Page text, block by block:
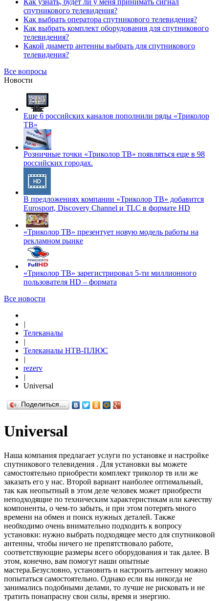
Как узнать, будет ли у меня принимать сигнал
спутникового телевидения?
Как выбрать оператора спутникового телевидения?
Как выбрать комплект оборудования для спутникового
телевидения?
Какой диаметр антенны выбрать для спутникового
телевидения?
Все вопросы
Новости
Еще 6 российских каналов пополнили ряды «Триколор
ТВ»
Розничные точки «Триколор ТВ» появляться еще в 98
российских городах.
В предложениях компании «Триколор ТВ» добавится
Eurosport, Discovery Channel и TLC в формате HD
«Триколор ТВ» презентует новую модель работы на
рекламном рынке
«Триколор ТВ» зарегистрировал 5-ти миллионного
пользователя HD – формата
Все новости
|
Телеканалы
|
Телеканалы НТВ-ПЛЮС
|
rezerv
|
Universal
Поделиться…
Universal
Наша компания предлагает услуги по установке и настройке
спутникового телевидения . Для установки вы можете
самостоятельно приобрести комплект триколор тв или же
заказать его у нас. Второй вариант наиболее оптимальный,
так как неопытный в этом деле человек может приобрести
неподходящие по техническим характеристикам или качеству
компоненты, о чем-то забыть, и при этом потерять много
времени на обмен и поиск нужных деталей. Также
необходимо очень внимательно подходить к вопросу
установки: нужно выбрать подходящее место для спутниковой
антенны, чтобы ничего не препятствовало работе,
соответствующие размеры всего оборудования и так далее. В
этом, конечно, вам помогут наши опытные
мастера.Безусловно, установить и настроить антенну можно
попытаться самостоятельно. Однако если вы никогда не
занимались подобными делами, то лучше не рисковать и не
тратить понапрасну свои силы, время и энергию.